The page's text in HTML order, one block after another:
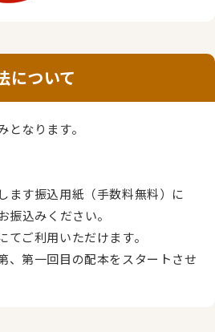
について
となります。
ます振込用紙（手数料無料）に
振込みください。
てご利用いただけます。
、第一回目の配本をスタートさせ